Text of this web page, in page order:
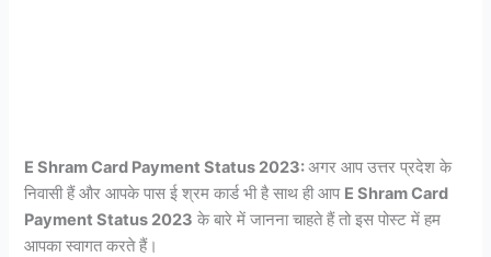
E Shram Card Payment Status 2023:अगर आप उत्तर प्रदेश के
निवासी हैं और आपके पास ई श्रम कार्ड भी है साथ ही आप E Shram Card
Payment Status 2023 के बारे में जानना चाहते हैं तो इस पोस्ट में हम
आपका स्वागत करते हैं।